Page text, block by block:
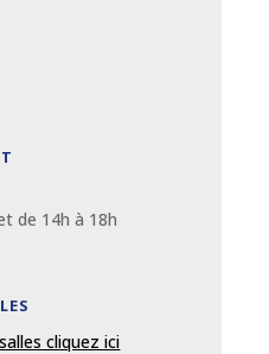
de 14h à 18h
cliquez ici